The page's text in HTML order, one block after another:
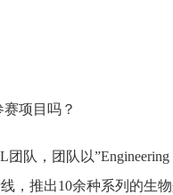
项目吗？
团队，团队以
，推出10余种系列的生